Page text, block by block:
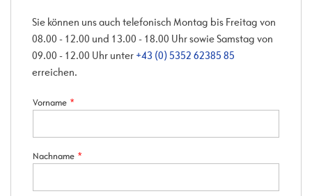
Sie können uns auch telefonisch Montag bis Freitag von
08.00 - 12.00 und 13.00 - 18.00 Uhr sowie Samstag von
09.00 - 12.00 Uhr unter +43 (0) 5352 62385 85
erreichen.